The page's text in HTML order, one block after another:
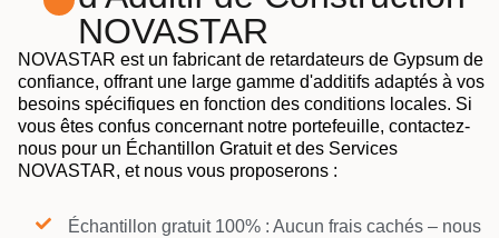
NOVASTAR
NOVASTAR est un fabricant de retardateurs de Gypsum de
confiance, offrant une large gamme d'additifs adaptés à vos
besoins spécifiques en fonction des conditions locales. Si
vous êtes confus concernant notre portefeuille, contactez-
nous pour un Échantillon Gratuit et des Services
NOVASTAR, et nous vous proposerons :
Échantillon gratuit 100% : Aucun frais cachés – nous